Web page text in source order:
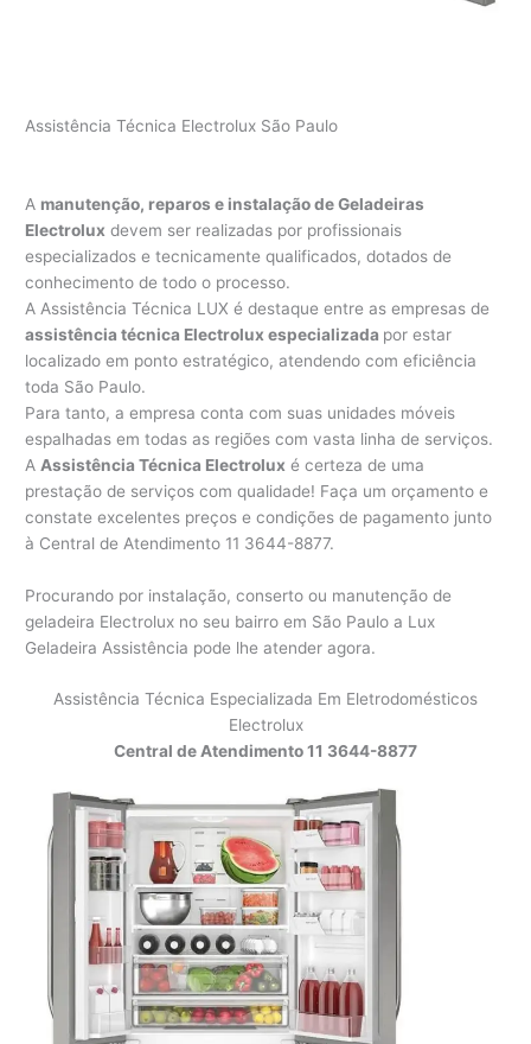
Assistência Técnica Electrolux São Paulo
A manutenção, reparos e instalação de Geladeiras
Electrolux devem ser realizadas por profissionais
especializados e tecnicamente qualificados, dotados de
conhecimento de todo o processo.
A Assistência Técnica LUX é destaque entre as empresas de
assistência técnica Electrolux especializada por estar
localizado em ponto estratégico, atendendo com eficiência
toda São Paulo.
Para tanto, a empresa conta com suas unidades móveis
espalhadas em todas as regiões com vasta linha de serviços.
A Assistência Técnica Electrolux é certeza de uma
prestação de serviços com qualidade! Faça um orçamento e
constate excelentes preços e condições de pagamento junto
à Central de Atendimento 11 3644-8877.
Procurando por instalação, conserto ou manutenção de
geladeira Electrolux no seu bairro em São Paulo a Lux
Geladeira Assistência pode lhe atender agora.
Assistência Técnica Especializada Em Eletrodomésticos
Electrolux
Central de Atendimento 11 3644-8877